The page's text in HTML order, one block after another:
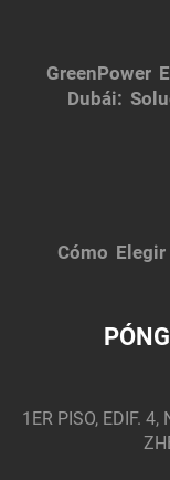
GreenPower
Dubái:
Cómo
1ER PISO, EDIF. 4,